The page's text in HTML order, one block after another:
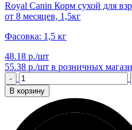
Royal Canin Корм сухой для
от 8 месяцев, 1,5кг
Фасовка: 1,5 кг
48.18 р./шт
55.38 р./шт в розничных
-
В корзину